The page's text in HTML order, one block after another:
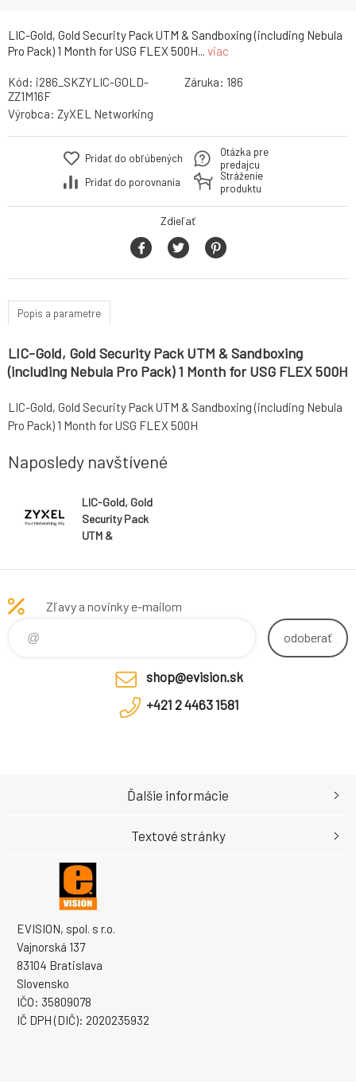
LIC-Gold, Gold Security Pack UTM & Sandboxing (including Nebula
Pro Pack) 1 Month for USG FLEX 500H... viac
Kód: i286_SKZYLIC-GOLD-
ZZ1M16F
Záruka: 186
Výrobca: ZyXEL Networking
Pridať do obľúbených
Pridať do porovnania
Otázka pre
predajcu
Stráženie
produktu
Zdieľať
Popis a parametre
LIC-Gold, Gold Security Pack UTM & Sandboxing
(including Nebula Pro Pack) 1 Month for USG FLEX 500H
LIC-Gold, Gold Security Pack UTM & Sandboxing (including Nebula
Pro Pack) 1 Month for USG FLEX 500H
Naposledy navštívené
LIC-Gold, Gold
Security Pack
UTM &
(including
Pack) 1 Month
Zľavy a novinky e-mailom
odoberať
shop@evision.sk
+421 2 4463 1581
EVISION, spol. s r.o.
Vajnorská 137
83104 Bratislava
Slovensko
IČO: 35809078
IČ DPH (DIČ): 2020235932
Ďalšie informácie
Textové stránky